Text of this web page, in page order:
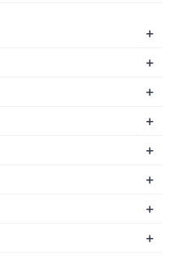
+
+
+
+
+
+
+
+